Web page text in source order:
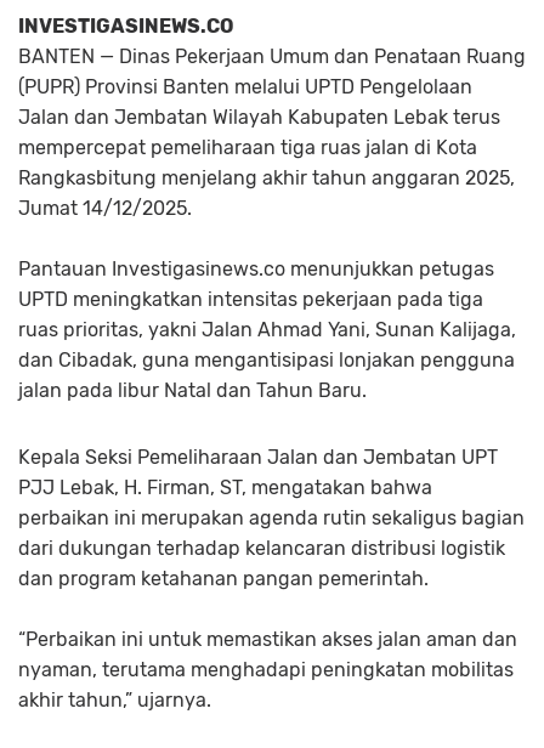
INVESTIGASINEWS.CO
BANTEN — Dinas Pekerjaan Umum dan Penataan Ruang
(PUPR) Provinsi Banten melalui UPTD Pengelolaan
Jalan dan Jembatan Wilayah Kabupaten Lebak terus
mempercepat pemeliharaan tiga ruas jalan di Kota
Rangkasbitung menjelang akhir tahun anggaran 2025,
Jumat 14/12/2025.
Pantauan Investigasinews.co menunjukkan petugas
UPTD meningkatkan intensitas pekerjaan pada tiga
ruas prioritas, yakni Jalan Ahmad Yani, Sunan Kalijaga,
dan Cibadak, guna mengantisipasi lonjakan pengguna
jalan pada libur Natal dan Tahun Baru.
Kepala Seksi Pemeliharaan Jalan dan Jembatan UPT
PJJ Lebak, H. Firman, ST, mengatakan bahwa
perbaikan ini merupakan agenda rutin sekaligus bagian
dari dukungan terhadap kelancaran distribusi logistik
dan program ketahanan pangan pemerintah.
“Perbaikan ini untuk memastikan akses jalan aman dan
nyaman, terutama menghadapi peningkatan mobilitas
akhir tahun,” ujarnya.